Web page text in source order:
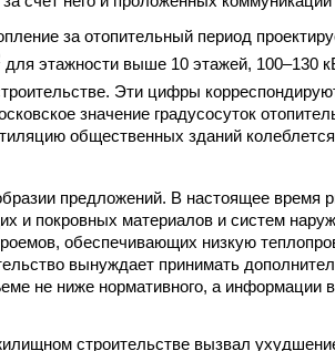
за отопительный период
для этажности выше 10 этажей, 100–130
Эти цифры
значение градусосуток
общественных зданий
предложений. В настоящее время
и покровных материалов и систем
обеспечивающих низкую
вынуждает принимать
не ниже нормативного, а информации
строительстве вызвал